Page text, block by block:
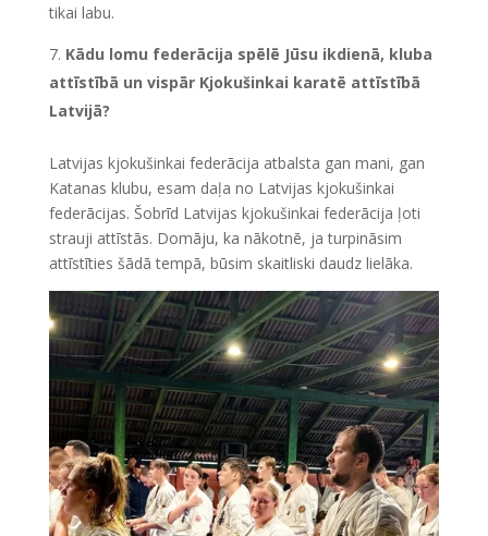
tikai labu.
Kādu lomu federācija spēlē Jūsu ikdienā, kluba
attīstībā un vispār Kjokušinkai karatē attīstībā
Latvijā?
Latvijas kjokušinkai federācija atbalsta gan mani, gan
Katanas klubu, esam daļa no Latvijas kjokušinkai
federācijas. Šobrīd Latvijas kjokušinkai federācija ļoti
strauji attīstās. Domāju, ka nākotnē, ja turpināsim
attīstīties šādā tempā, būsim skaitliski daudz lielāka.